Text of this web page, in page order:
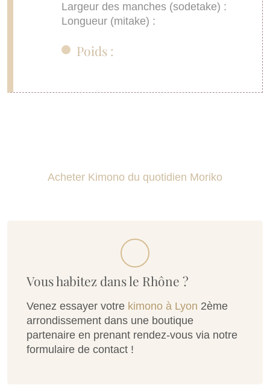
Largeur des manches (sodetake) :
Longueur (mitake) :
Poids :
Acheter Kimono du quotidien Moriko
Vous habitez dans le Rhône ?
Venez essayer votre kimono à Lyon 2ème
arrondissement dans une boutique
partenaire en prenant rendez-vous via notre
formulaire de contact !